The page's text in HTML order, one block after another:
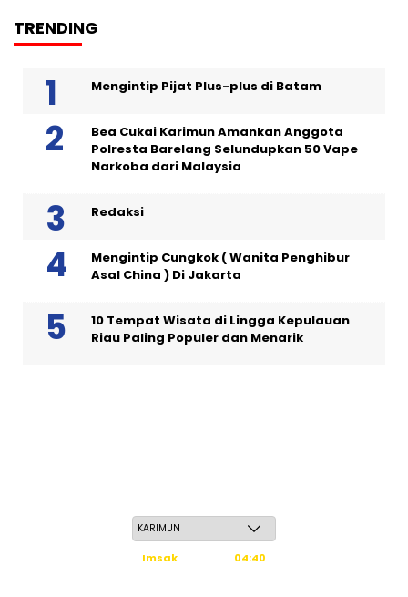
TRENDING
Mengintip Pijat Plus-plus di Batam
Bea Cukai Karimun Amankan Anggota
Polresta Barelang Selundupkan 50 Vape
Narkoba dari Malaysia
Redaksi
Mengintip Cungkok ( Wanita Penghibur
Asal China ) Di Jakarta
10 Tempat Wisata di Lingga Kepulauan
Riau Paling Populer dan Menarik
Imsak
04:40